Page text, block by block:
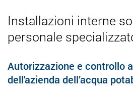
Installazioni interne
personale
Autorizzazione e controllo
dell'azienda dell’acqua